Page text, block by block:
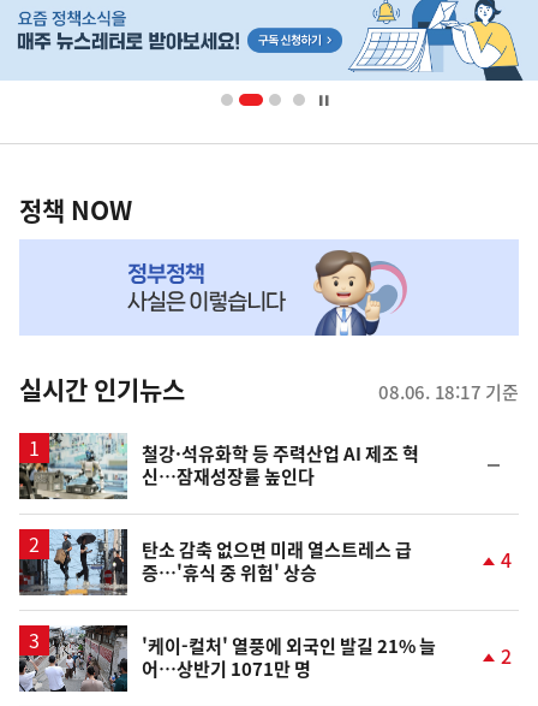
단
영
책
NOW,
뉴
스
정책 NOW
실시간 인기뉴스 08.06. 18:17 기준
철강·석유화학 등 주력산업 AI 제조 혁
신…잠재성장률 높인다
일
탄소 감축 없으면 미래 열스트레스 급
증…'휴식 중 위험' 상승
상
4
'케이-컬처' 열풍에 외국인 발길 21% 늘
어…상반기 1071만 명
2